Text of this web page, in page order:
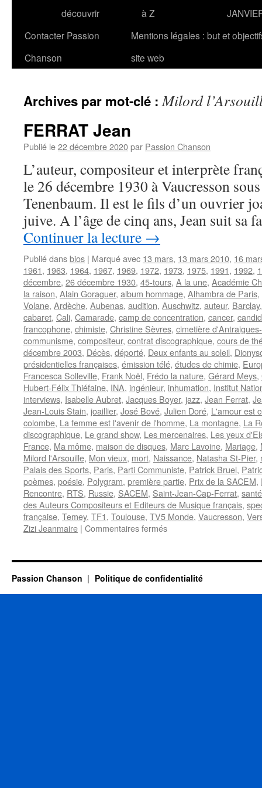
découvrir
à Z
Contacter Passion
Chanson
Mentions légales : but et
site web
Archives par mot-clé :Milord
FERRAT Jean
Publié le22 décembre 2020par Passion Chanson
L’auteur, compositeur et interprète
le 26 décembre 1930 à Vaucresson
Tenenbaum. Il est le fils d’un ouvrier
juive. A l’âge de cinq ans, Jean suit
Continuer la lecture →
Publié dansbios | Marqué avec 13 mars, 13 mars 2010, 16
1961, 1963, 1964, 1967, 1969, 1972, 1973, 1975, 1991, 1992,
décembre, 26 décembre 1930, 45-tours, A la une, Académie
la raison, Alain Goraguer, album hommage, Alhambra de Paris,
Volane, Ardèche, Aubenas, audition, Auschwitz, auteur, Barclay
cabaret, Cali, Camarade, camp de concentration, cancer,
francophone, chimiste, Christine Sèvres, cimetière
communisme, compositeur, contrat discographique, cours de
décembre 2003, Décès, déporté, Deux enfants au soleil,
présidentielles françaises, émission télé, études de chimie,
Francesca Solleville, Frank Noël, Frédo la nature, Gérard Meys,
Hubert-Félix Thiéfaine, INA, ingénieur, inhumation, Institut
interviews, Isabelle Aubret, Jacques Boyer, jazz, Jean Ferrat,
Jean-Louis Stain, joaillier, José Bové, Julien Doré, L'amour est
colombe, La femme est l'avenir de l'homme, La montagne, La
discographique, Le grand show, Les mercenaires, Les yeux
France, Ma môme, maison de disques, Marc Lavoine, Mariage,
Milord l'Arsouille, Mon vieux, mort, Naissance, Natasha St-Pier,
Palais des Sports, Paris, Parti Communiste, Patrick Bruel,
poèmes, poésie, Polygram, première partie, Prix de la SACEM,
Rencontre, RTS, Russie, SACEM, Saint-Jean-Cap-Ferrat, santé
des Auteurs Compositeurs et Editeurs de Musique français,
française, Temey, TF1, Toulouse, TV5 Monde, Vaucresson,
Zizi Jeanmaire | Commentaires ferméssur
Passion Chanson Politique de confidentialité